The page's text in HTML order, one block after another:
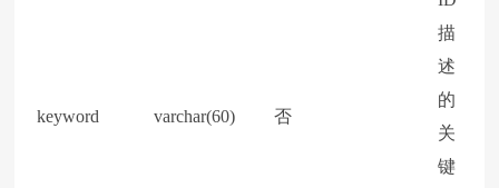
keyword varchar(60) 否
描
述
的
关
键